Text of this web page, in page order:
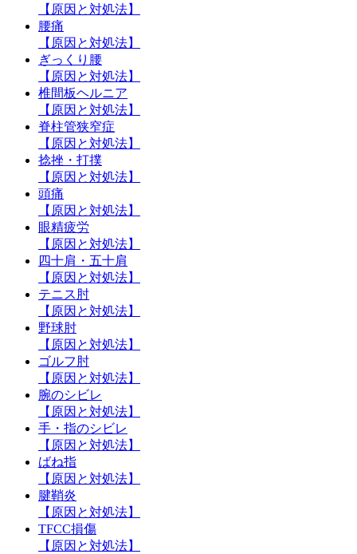
【原因と対処法】
腰痛
【原因と対処法】
ぎっくり腰
【原因と対処法】
椎間板ヘルニア
【原因と対処法】
脊柱管狭窄症
【原因と対処法】
捻挫・打撲
【原因と対処法】
頭痛
【原因と対処法】
眼精疲労
【原因と対処法】
四十肩・五十肩
【原因と対処法】
テニス肘
【原因と対処法】
野球肘
【原因と対処法】
ゴルフ肘
【原因と対処法】
腕のシビレ
【原因と対処法】
手・指のシビレ
【原因と対処法】
ばね指
【原因と対処法】
腱鞘炎
【原因と対処法】
TFCC損傷
【原因と対処法】